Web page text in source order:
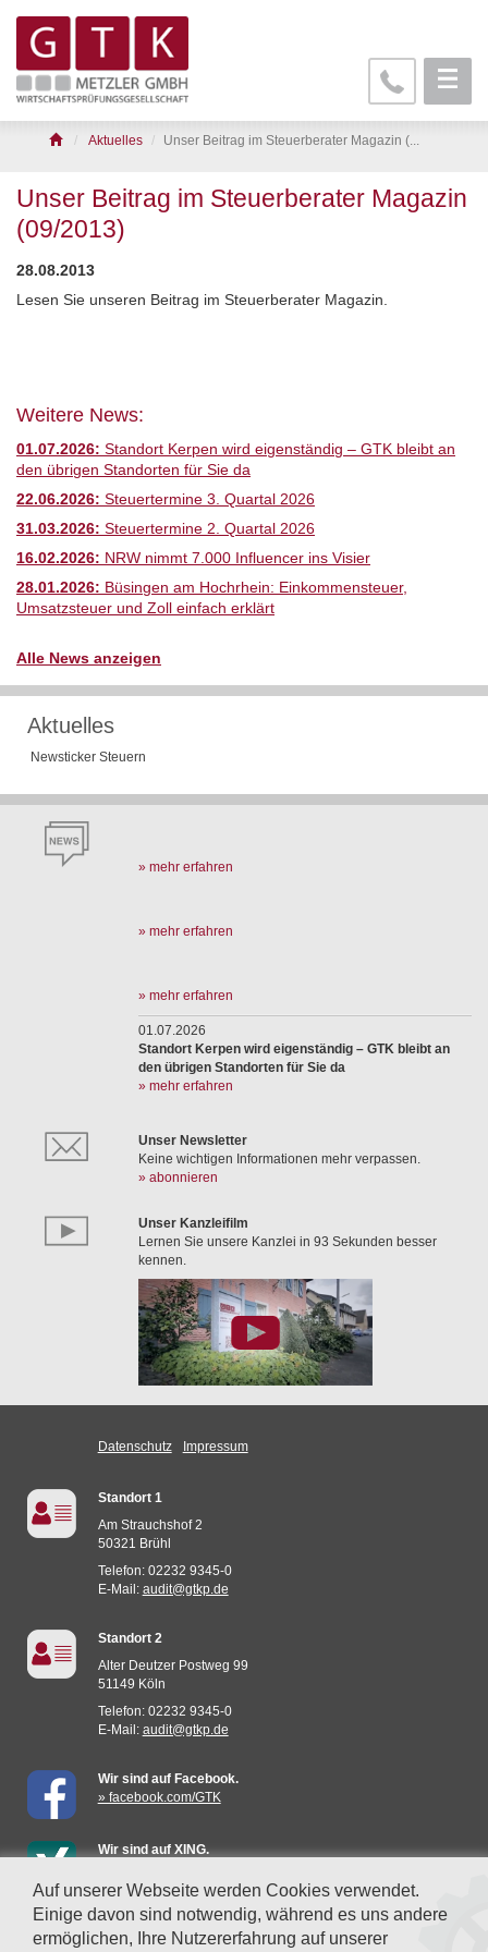
Aktuelles Unser Beitrag im Steuerberater Magazin (...
Unser Beitrag im Steuerberater Magazin
(09/2013)
28.08.2013
Lesen Sie unseren Beitrag im Steuerberater Magazin.
Weitere News:
01.07.2026: Standort Kerpen wird eigenständig – GTK bleibt an
den übrigen Standorten für Sie da
22.06.2026: Steuertermine 3. Quartal 2026
31.03.2026: Steuertermine 2. Quartal 2026
16.02.2026: NRW nimmt 7.000 Influencer ins Visier
28.01.2026: Büsingen am Hochrhein: Einkommensteuer,
Umsatzsteuer und Zoll einfach erklärt
Alle News anzeigen
Aktuelles
Newsticker Steuern
» mehr erfahren
» mehr erfahren
» mehr erfahren
01.07.2026
Standort Kerpen wird eigenständig – GTK bleibt an
den übrigen Standorten für Sie da
» mehr erfahren
Unser Newsletter
Keine wichtigen Informationen mehr verpassen.
» abonnieren
Unser Kanzleifilm
Lernen Sie unsere Kanzlei in 93 Sekunden besser
kennen.
Datenschutz Impressum
Standort 1
Am Strauchshof 2
50321 Brühl
Telefon: 02232 9345-0
E-Mail: audit@gtkp.de
Standort 2
Alter Deutzer Postweg 99
51149 Köln
Telefon: 02232 9345-0
E-Mail: audit@gtkp.de
Wir sind auf Facebook.
» facebook.com/GTK
Wir sind auf XING.
Datenschutzeinstellungen
Auf unserer Webseite werden Cookies verwendet.
Einige davon sind notwendig, während es uns andere
ermöglichen, Ihre Nutzererfahrung auf unserer